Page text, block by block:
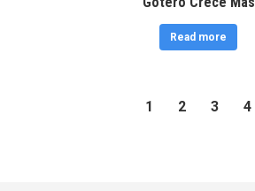
Read more
1 2 3 4